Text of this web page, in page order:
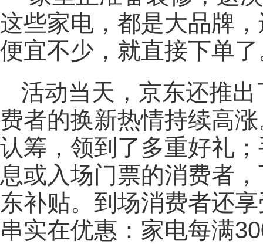
这些家电，都是大品牌
便宜不少，就直接下单
活动当天，京东还推
费者的换新热情持续高
认筹，领到了多重好礼
息或入场门票的消费者
东补贴。到场消费者还
串实在优惠：家电每满